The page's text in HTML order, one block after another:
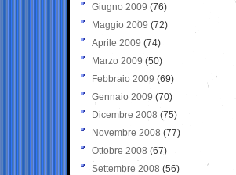
Giugno 2009 (76)
Maggio 2009 (72)
Aprile 2009 (74)
Marzo 2009 (50)
Febbraio 2009 (69)
Gennaio 2009 (70)
Dicembre 2008 (75)
Novembre 2008 (77)
Ottobre 2008 (67)
Settembre 2008 (56)